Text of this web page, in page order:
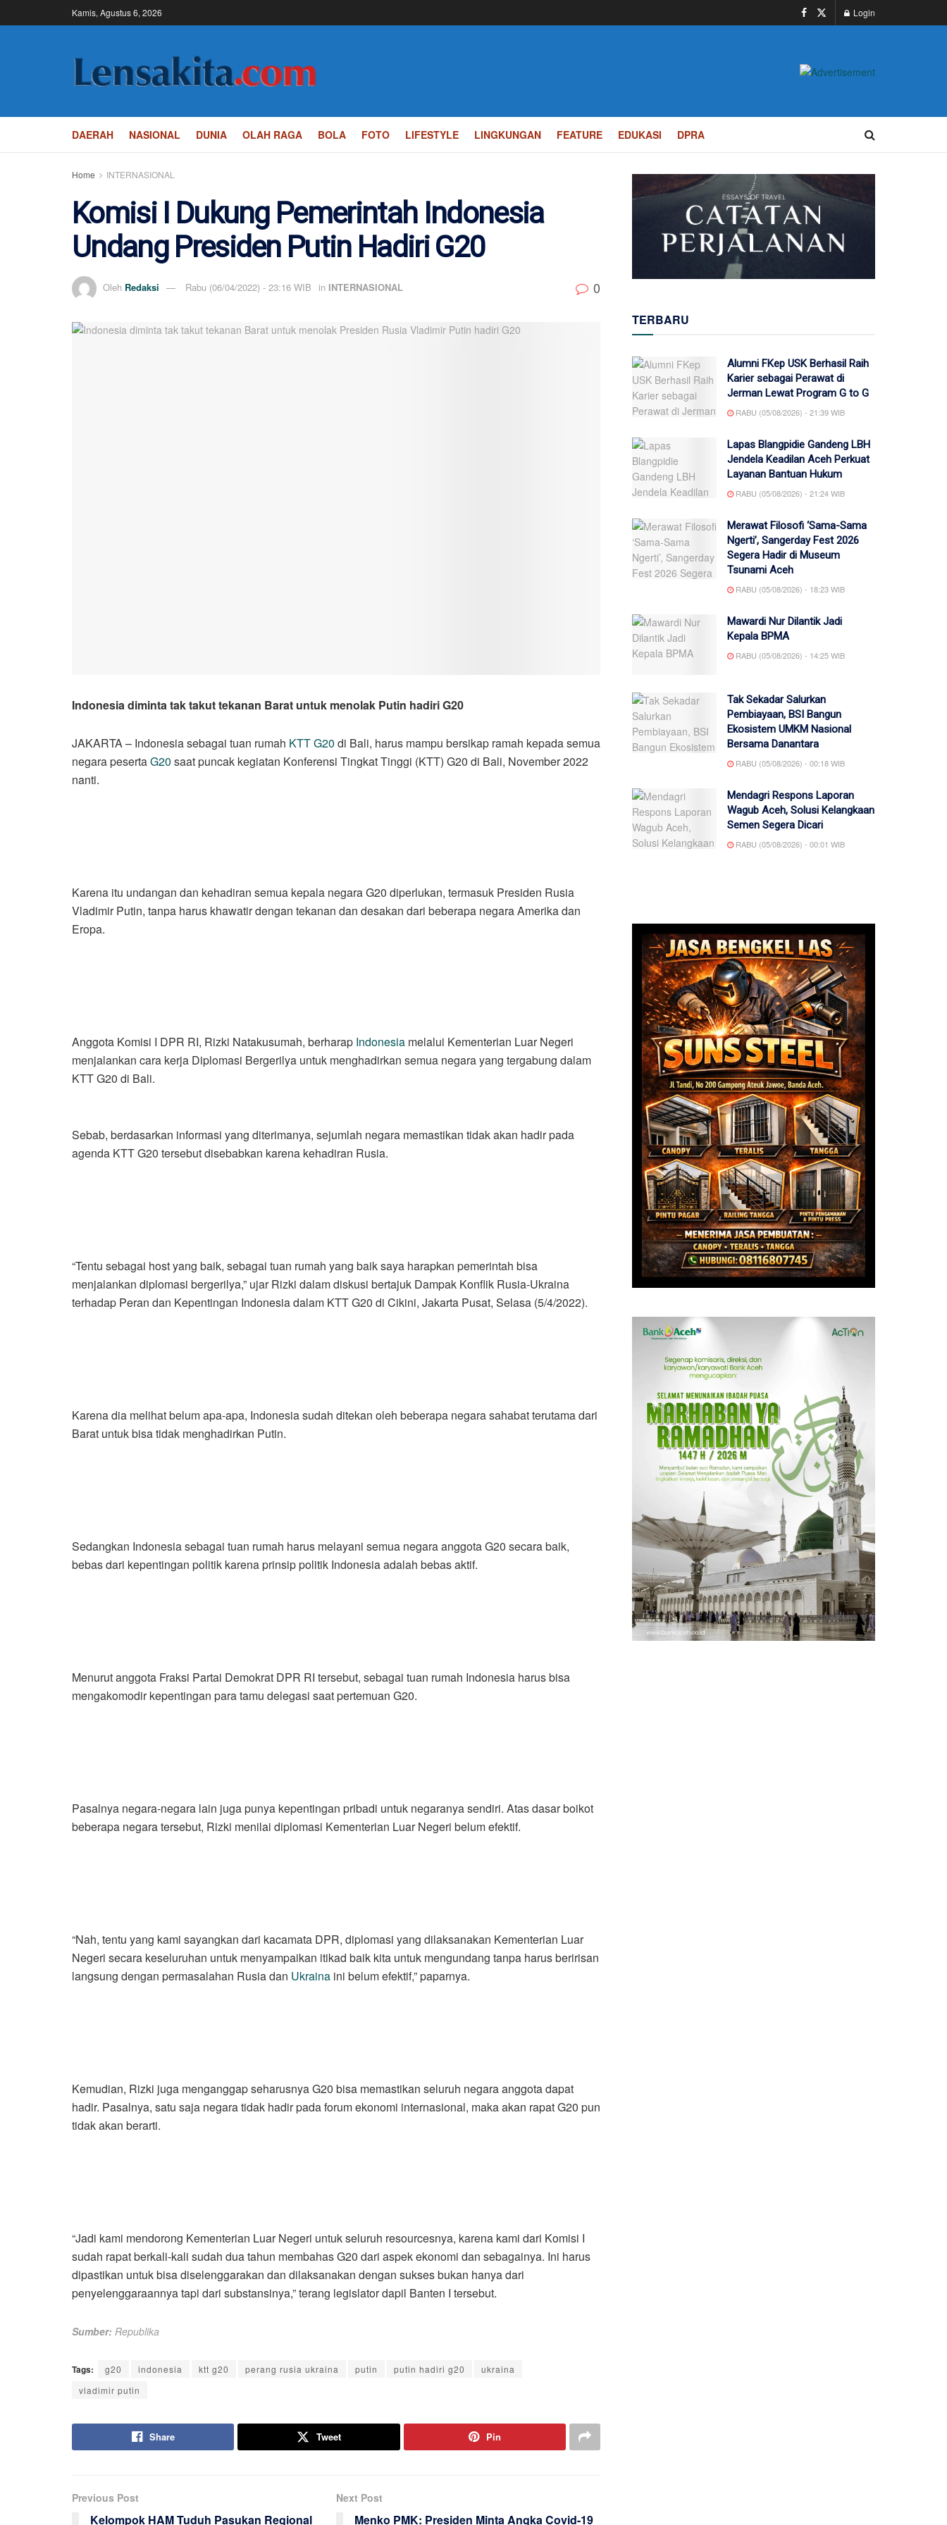
Kamis, Agustus 6, 2026 Login
DAERAH NASIONAL DUNIA OLAH RAGA BOLA FOTO LIFESTYLE LINGKUNGAN FEATURE EDUKASI DPRA
Home INTERNASIONAL
Komisi I Dukung Pemerintah Indonesia
Undang Presiden Putin Hadiri G20
Oleh Redaksi Rabu (06/04/2022) - 23:16 WIB in INTERNASIONAL 0
Indonesia diminta tak takut tekanan Barat untuk menolak Putin hadiri G20
JAKARTA – Indonesia sebagai tuan rumah KTT G20 di Bali, harus mampu bersikap ramah kepada semua
negara pesertaG20 saat puncak kegiatan Konferensi Tingkat Tinggi (KTT) G20 di Bali, November 2022
nanti.
Karena itu undangan dan kehadiran semua kepala negara G20 diperlukan, termasuk Presiden Rusia
Vladimir Putin, tanpa harus khawatir dengan tekanan dan desakan dari beberapa negara Amerika dan
Eropa.
Anggota Komisi I DPR RI, Rizki Natakusumah, berharap Indonesia melalui Kementerian Luar Negeri
menjalankan cara kerja Diplomasi Bergerilya untuk menghadirkan semua negara yang tergabung dalam
KTT G20 di Bali.
Sebab, berdasarkan informasi yang diterimanya, sejumlah negara memastikan tidak akan hadir pada
agenda KTT G20 tersebut disebabkan karena kehadiran Rusia.
“Tentu sebagai host yang baik, sebagai tuan rumah yang baik saya harapkan pemerintah bisa
menjalankan diplomasi bergerilya,” ujar Rizki dalam diskusi bertajuk Dampak Konflik Rusia-Ukraina
terhadap Peran dan Kepentingan Indonesia dalam KTT G20 di Cikini, Jakarta Pusat, Selasa (5/4/2022).
Karena dia melihat belum apa-apa, Indonesia sudah ditekan oleh beberapa negara sahabat terutama dari
Barat untuk bisa tidak menghadirkan Putin.
Sedangkan Indonesia sebagai tuan rumah harus melayani semua negara anggota G20 secara baik,
bebas dari kepentingan politik karena prinsip politik Indonesia adalah bebas aktif.
Menurut anggota Fraksi Partai Demokrat DPR RI tersebut, sebagai tuan rumah Indonesia harus bisa
mengakomodir kepentingan para tamu delegasi saat pertemuan G20.
Pasalnya negara-negara lain juga punya kepentingan pribadi untuk negaranya sendiri. Atas dasar boikot
beberapa negara tersebut, Rizki menilai diplomasi Kementerian Luar Negeri belum efektif.
“Nah, tentu yang kami sayangkan dari kacamata DPR, diplomasi yang dilaksanakan Kementerian Luar
Negeri secara keseluruhan untuk menyampaikan itikad baik kita untuk mengundang tanpa harus beririsan
langsung dengan permasalahan Rusia dan Ukraina ini belum efektif,” paparnya.
Kemudian, Rizki juga menganggap seharusnya G20 bisa memastikan seluruh negara anggota dapat
hadir. Pasalnya, satu saja negara tidak hadir pada forum ekonomi internasional, maka akan rapat G20 pun
tidak akan berarti.
“Jadi kami mendorong Kementerian Luar Negeri untuk seluruh resourcesnya, karena kami dari Komisi I
sudah rapat berkali-kali sudah dua tahun membahas G20 dari aspek ekonomi dan sebagainya. Ini harus
dipastikan untuk bisa diselenggarakan dan dilaksanakan dengan sukses bukan hanya dari
penyelenggaraannya tapi dari substansinya,” terang legislator dapil Banten I tersebut.
Sumber: Republika
Tags: g20 indonesia ktt g20 perang rusia ukraina putin putin hadiri g20
ukraina
vladimir putin
Share Tweet Pin
Previous Post
Kelompok HAM Tuduh Pasukan Regional
Next Post
Menko PMK: Presiden Minta Angka Covid-19
TERBARU
Alumni FKep USK Berhasil Raih
Karier sebagai Perawat di
Jerman Lewat Program G to G
RABU (05/08/2026) - 21:39 WIB
Lapas Blangpidie Gandeng LBH
Jendela Keadilan Aceh Perkuat
Layanan Bantuan Hukum
RABU (05/08/2026) - 21:24 WIB
Merawat Filosofi ‘Sama-Sama
Ngerti’, Sangerday Fest 2026
Segera Hadir di Museum
Tsunami Aceh
RABU (05/08/2026) - 18:23 WIB
Mawardi Nur Dilantik Jadi
Kepala BPMA
RABU (05/08/2026) - 14:25 WIB
Tak Sekadar Salurkan
Pembiayaan, BSI Bangun
Ekosistem UMKM Nasional
Bersama Danantara
RABU (05/08/2026) - 00:18 WIB
Mendagri Respons Laporan
Wagub Aceh, Solusi Kelangkaan
Semen Segera Dicari
RABU (05/08/2026) - 00:01 WIB